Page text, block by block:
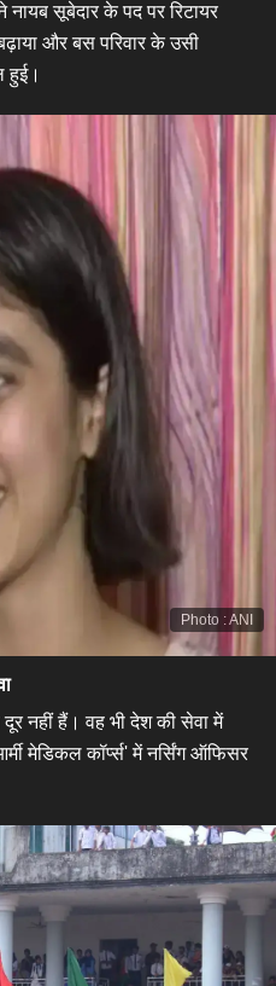
नायब सूबेदार के पद पर रिटायर
और बस परिवार के उसी
हुई।​
Photo :ANI
नहीं हैं। वह भी देश की सेवा में
मेडिकल कॉर्प्स' में नर्सिंग ऑफिसर